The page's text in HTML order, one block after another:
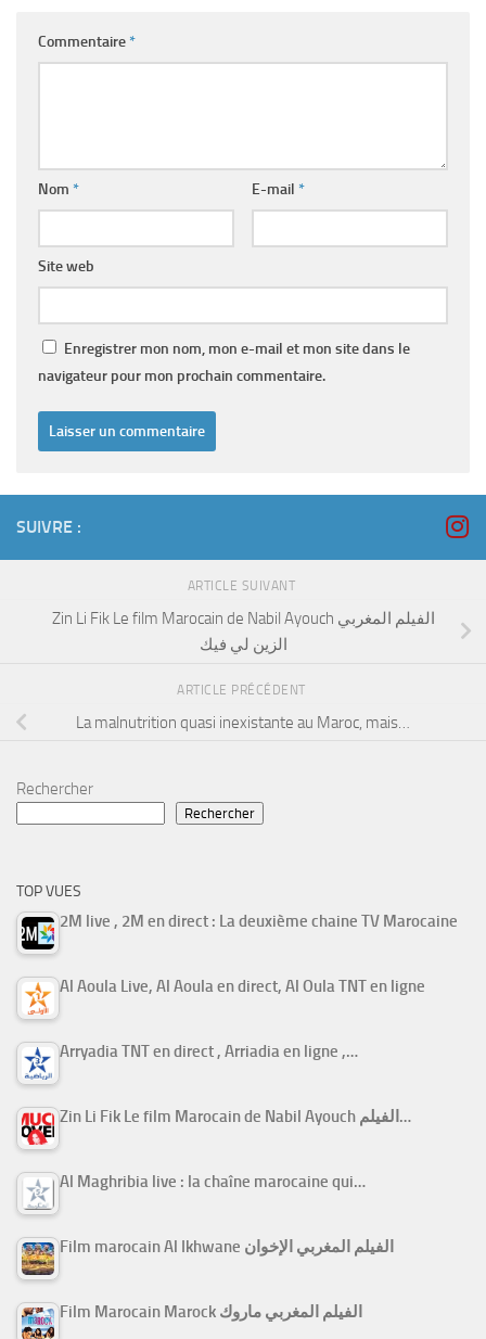
Commentaire*
Nom * E-mail *
Site web
Enregistrer mon nom, mon e-mail et mon site dans le
navigateur pour mon prochain commentaire.
SUIVRE :
ARTICLE SUIVANT
Zin Li Fik Le film Marocain de Nabil Ayouch الفيلم المغربي
الزين لي فيك
ARTICLE PRÉCÉDENT
La malnutrition quasi inexistante au Maroc, mais…
Rechercher
Rechercher
TOP VUES
2M live , 2M en direct : La deuxième chaine TV Marocaine
Al Aoula Live, Al Aoula en direct, Al Oula TNT en ligne
Arryadia TNT en direct , Arriadia en ligne ,…
Zin Li Fik Le film Marocain de Nabil Ayouch الفيلم…
Al Maghribia live : la chaîne marocaine qui…
Film marocain Al Ikhwane الفيلم المغربي الإخوان
Film Marocain Marock الفيلم المغربي ماروك